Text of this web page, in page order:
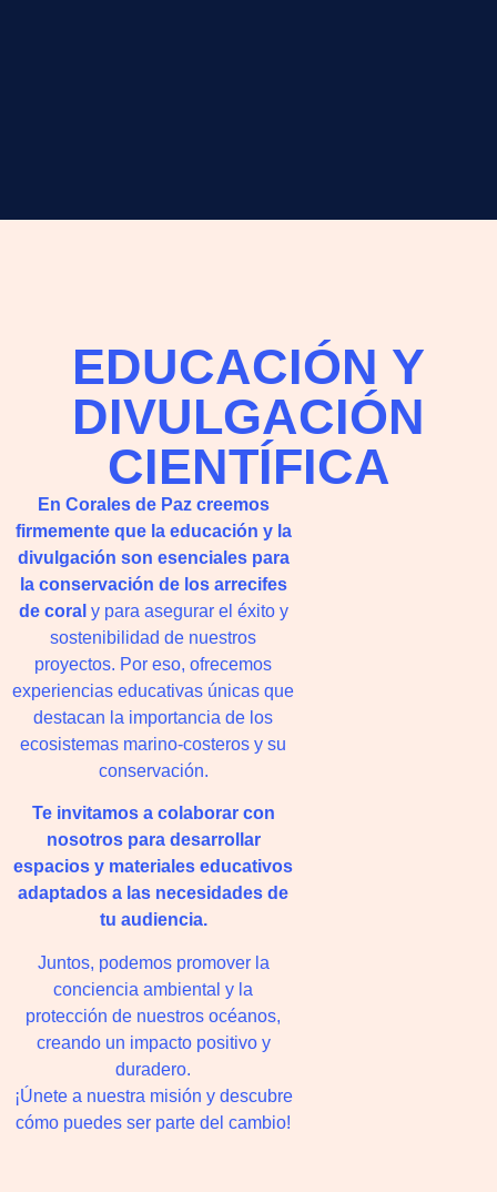
EDUCACIÓN Y
DIVULGACIÓN
CIENTÍFICA
En Corales de Paz creemos
firmemente que la educación y la
divulgación son esenciales para
la conservación de los arrecifes
de coral y para asegurar el éxito y
sostenibilidad de nuestros
proyectos. Por eso, ofrecemos
experiencias educativas únicas que
destacan la importancia de los
ecosistemas marino-costeros y su
conservación.
Te invitamos a colaborar con
nosotros para desarrollar
espacios y materiales educativos
adaptados a las necesidades de
tu audiencia.
Juntos, podemos promover la
conciencia ambiental y la
protección de nuestros océanos,
creando un impacto positivo y
duradero.
¡Únete a nuestra misión y descubre
cómo puedes ser parte del cambio!